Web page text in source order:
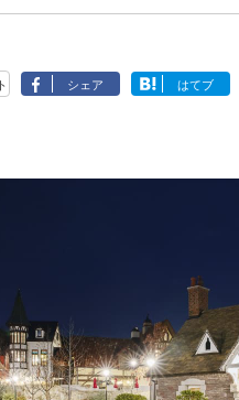
シェア はてブ